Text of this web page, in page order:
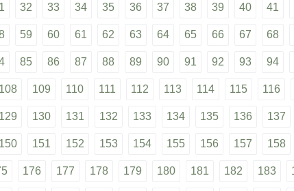
32 33 34 35 36 37 38 39 40 41
59 60 61 62 63 64 65 66 67 68
85 86 87 88 89 90 91 92 93 94
108 109 110 111 112 113 114 115 116
129 130 131 132 133 134 135 136 137
150 151 152 153 154 155 156 157 158
176 177 178 179 180 181 182 183